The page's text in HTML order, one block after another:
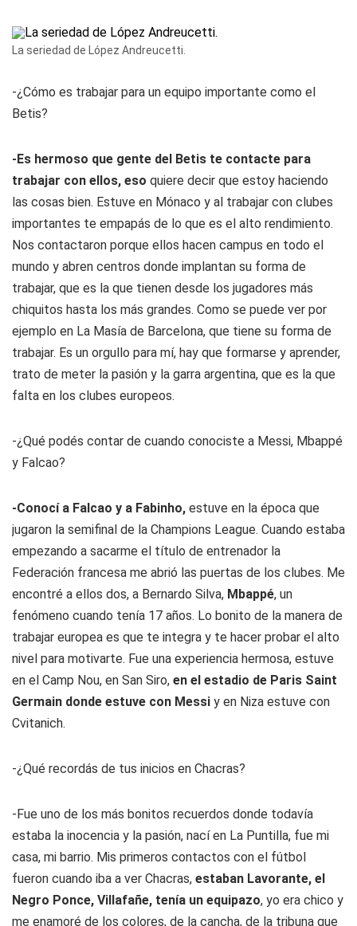
La seriedad de López Andreucetti.
-¿Cómo es trabajar para un equipo importante como el
Betis?
-Es hermoso que gente del Betis te contacte para
trabajar con ellos, eso quiere decir que estoy haciendo
las cosas bien. Estuve en Mónaco y al trabajar con clubes
importantes te empapás de lo que es el alto rendimiento.
Nos contactaron porque ellos hacen campus en todo el
mundo y abren centros donde implantan su forma de
trabajar, que es la que tienen desde los jugadores más
chiquitos hasta los más grandes. Como se puede ver por
ejemplo en La Masía de Barcelona, que tiene su forma de
trabajar. Es un orgullo para mí, hay que formarse y aprender,
trato de meter la pasión y la garra argentina, que es la que
falta en los clubes europeos.
-¿Qué podés contar de cuando conociste a Messi, Mbappé
y Falcao?
-Conocí a Falcao y a Fabinho, estuve en la época que
jugaron la semifinal de la Champions League. Cuando estaba
empezando a sacarme el título de entrenador la
Federación francesa me abrió las puertas de los clubes. Me
encontré a ellos dos, a Bernardo Silva, Mbappé, un
fenómeno cuando tenía 17 años. Lo bonito de la manera de
trabajar europea es que te integra y te hacer probar el alto
nivel para motivarte. Fue una experiencia hermosa, estuve
en el Camp Nou, en San Siro, en el estadio de Paris Saint
Germain donde estuve con Messi y en Niza estuve con
Cvitanich.
-¿Qué recordás de tus inicios en Chacras?
-Fue uno de los más bonitos recuerdos donde todavía
estaba la inocencia y la pasión, nací en La Puntilla, fue mi
casa, mi barrio. Mis primeros contactos con el fútbol
fueron cuando iba a ver Chacras, estaban Lavorante, el
Negro Ponce, Villafañe, tenía un equipazo, yo era chico y
me enamoré de los colores, de la cancha, de la tribuna que